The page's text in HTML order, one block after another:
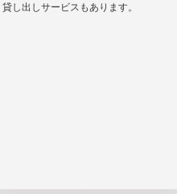
貸し出しサービスもあります。